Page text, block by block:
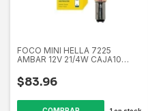
FOCO MINI HELLA 7225
AMBAR 12V 21/4W CAJA10
$83.96